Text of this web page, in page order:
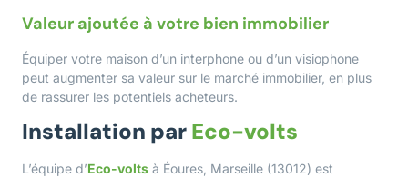
Valeur ajoutée à votre bien immobilier
Équiper votre maison d’un interphone ou d’un visiophone
peut augmenter sa valeur sur le marché immobilier, en plus
de rassurer les potentiels acheteurs.
Installation parEco-volts
L’équipe d’Eco-volts à Éoures, Marseille (13012) est